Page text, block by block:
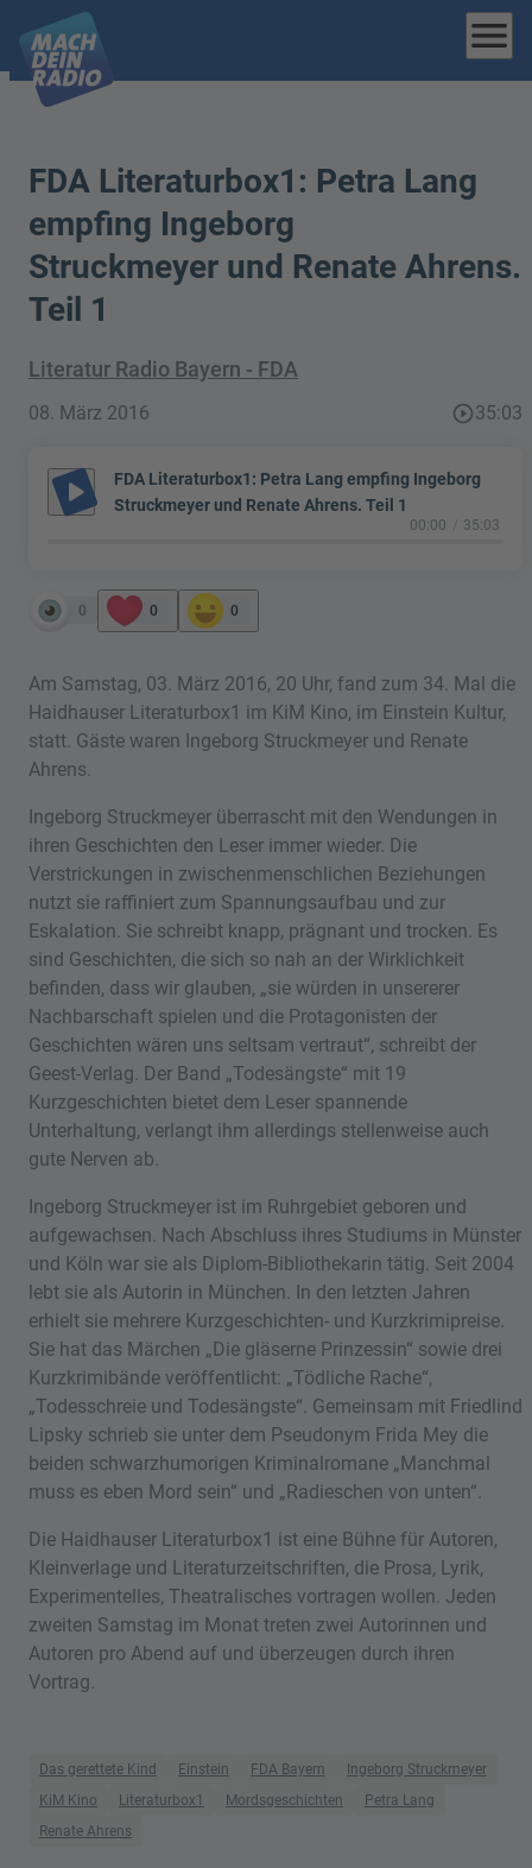
menu
FDA Literaturbox1: Petra Lang
empfing Ingeborg
Struckmeyer und Renate Ahrens.
Teil 1
Literatur Radio Bayern - FDA
08. März 2016 play_circle_outline35:03
play_arrow
FDA Literaturbox1: Petra Lang empfing Ingeborg
Struckmeyer und Renate Ahrens. Teil 1
00:00 35:03
0 0 0
Am Samstag, 03. März 2016, 20 Uhr, fand zum 34. Mal die
Haidhauser Literaturbox1 im KiM Kino, im Einstein Kultur,
statt. Gäste waren Ingeborg Struckmeyer und Renate
Ahrens.
Ingeborg Struckmeyer überrascht mit den Wendungen in
ihren Geschichten den Leser immer wieder. Die
Verstrickungen in zwischenmenschlichen Beziehungen
nutzt sie raffiniert zum Spannungsaufbau und zur
Eskalation. Sie schreibt knapp, prägnant und trocken. Es
sind Geschichten, die sich so nah an der Wirklichkeit
befinden, dass wir glauben, „sie würden in unsererer
Nachbarschaft spielen und die Protagonisten der
Geschichten wären uns seltsam vertraut“, schreibt der
Geest-Verlag. Der Band „Todesängste“ mit 19
Kurzgeschichten bietet dem Leser spannende
Unterhaltung, verlangt ihm allerdings stellenweise auch
gute Nerven ab.
Ingeborg Struckmeyer ist im Ruhrgebiet geboren und
aufgewachsen. Nach Abschluss ihres Studiums in Münster
und Köln war sie als Diplom-Bibliothekarin tätig. Seit 2004
lebt sie als Autorin in München. In den letzten Jahren
erhielt sie mehrere Kurzgeschichten- und Kurzkrimipreise.
Sie hat das Märchen „Die gläserne Prinzessin“ sowie drei
Kurzkrimibände veröffentlicht: „Tödliche Rache“,
„Todesschreie und Todesängste“. Gemeinsam mit Friedlind
Lipsky schrieb sie unter dem Pseudonym Frida Mey die
beiden schwarzhumorigen Kriminalromane „Manchmal
muss es eben Mord sein“ und „Radieschen von unten“.
Die Haidhauser Literaturbox1 ist eine Bühne für Autoren,
Kleinverlage und Literaturzeitschriften, die Prosa, Lyrik,
Experimentelles, Theatralisches vortragen wollen. Jeden
zweiten Samstag im Monat treten zwei Autorinnen und
Autoren pro Abend auf und überzeugen durch ihren
Vortrag.
Das gerettete Kind Einstein FDA Bayern
Ingeborg Struckmeyer
KiM Kino
Literaturbox1 Mordsgeschichten
Petra Lang
Renate Ahrens